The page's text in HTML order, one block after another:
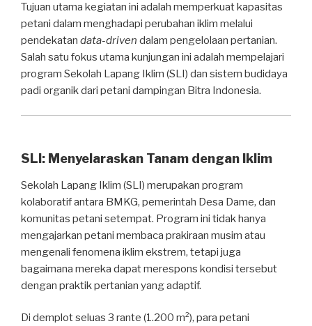
Tujuan utama kegiatan ini adalah memperkuat kapasitas
petani dalam menghadapi perubahan iklim melalui
pendekatan data-driven dalam pengelolaan pertanian.
Salah satu fokus utama kunjungan ini adalah mempelajari
program Sekolah Lapang Iklim (SLI) dan sistem budidaya
padi organik dari petani dampingan Bitra Indonesia.
SLI: Menyelaraskan Tanam dengan Iklim
Sekolah Lapang Iklim (SLI) merupakan program
kolaboratif antara BMKG, pemerintah Desa Dame, dan
komunitas petani setempat. Program ini tidak hanya
mengajarkan petani membaca prakiraan musim atau
mengenali fenomena iklim ekstrem, tetapi juga
bagaimana mereka dapat merespons kondisi tersebut
dengan praktik pertanian yang adaptif.
Di demplot seluas 3 rante (1.200 m²), para petani